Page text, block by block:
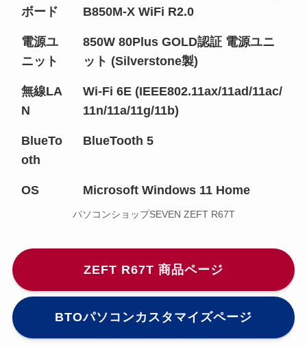
ボード
B850M-X WiFi R2.0
電源ユ
ニット
850W 80Plus GOLD認証 電源ユニ
ット (Silverstone製)
無線LA
N
Wi-Fi 6E (IEEE802.11ax/11ad/11ac/
11n/11a/11g/11b)
BlueTo
oth
BlueTooth 5
OS Microsoft Windows 11 Home
パソコンショップSEVEN ZEFT R67T
ZEFT R67T 商品ページ
BTOパソコンカスタマイズページ